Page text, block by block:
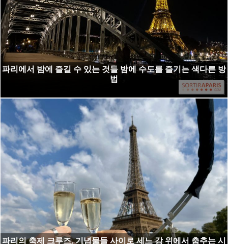
파리에서 밤에 즐길 수 있는 것들 밤에 수도를 즐기는 색다른 방
법
파리의 축제 크루즈, 기념물들 사이로 세느 강 위에서 춤추는 시